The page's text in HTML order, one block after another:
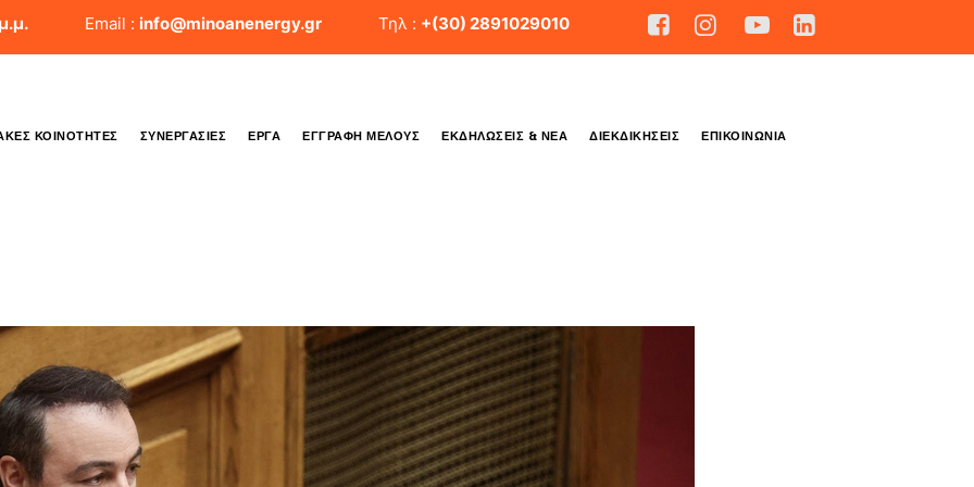
Email : info@minoanenergy.gr Τηλ : +(30) 2891029010
ΚΟΙΝΌΤΗΤΕΣ ΣΥΝΕΡΓΑΣΊΕΣ ΈΡΓΑ ΕΓΓΡΑΦΉ ΜΈΛΟΥΣ ΕΚΔΗΛΏΣΕΙΣ & ΝΈΑ ΔΙΕΚΔΙΚΉΣΕΙΣ ΕΠΙΚΟΙΝΩΝΊΑ